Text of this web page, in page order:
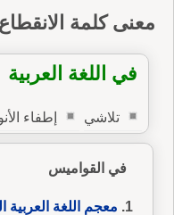
معنى كلمة
في اللغة العربية
تلاشي إطفاء
في القواميس
معجم اللغة العربية